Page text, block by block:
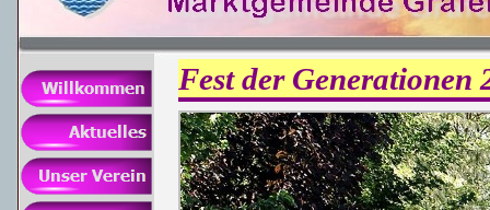
Fest der Generationen